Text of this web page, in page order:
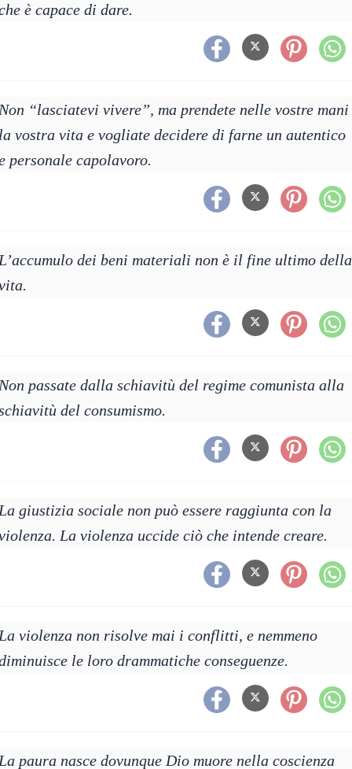
è capace di dare.
“lasciatevi vivere”, ma prendete nelle vostre mani
vostra vita e vogliate decidere di farne un autentico
personale capolavoro.
dei beni materiali non è il fine ultimo della
passate dalla schiavitù del regime comunista alla
del consumismo.
giustizia sociale non può essere raggiunta con la
La violenza uccide ciò che intende creare.
violenza non risolve mai i conflitti, e nemmeno
le loro drammatiche conseguenze.
paura nasce dovunque Dio muore nella coscienza